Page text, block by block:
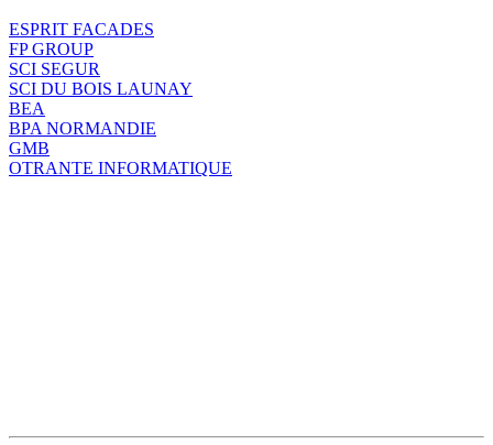
ESPRIT FACADES
FP GROUP
SCI SEGUR
SCI DU BOIS LAUNAY
BEA
BPA NORMANDIE
GMB
OTRANTE INFORMATIQUE